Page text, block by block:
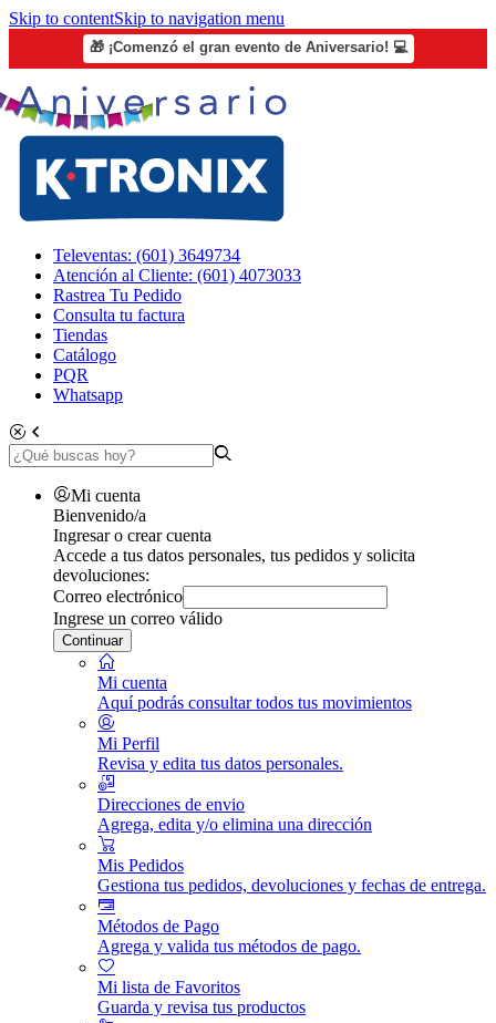
Skip to contentSkip to navigation menu
🎁 ¡Comenzó el gran evento de Aniversario! 💻
Televentas: (601) 3649734
Atención al Cliente: (601) 4073033
Rastrea Tu Pedido
Consulta tu factura
Tiendas
Catálogo
PQR
Whatsapp
Mi cuenta
Bienvenido/a
Ingresar o crear cuenta
Accede a tus datos personales, tus pedidos y solicita
devoluciones:
Correo electrónico
Ingrese un correo válido
Continuar
Mi cuenta
Aquí podrás consultar todos tus movimientos
Mi Perfil
Revisa y edita tus datos personales.
Direcciones de envio
Agrega, edita y/o elimina una dirección
Mis Pedidos
Gestiona tus pedidos, devoluciones y fechas de entrega.
Métodos de Pago
Agrega y valida tus métodos de pago.
Mi lista de Favoritos
Guarda y revisa tus productos